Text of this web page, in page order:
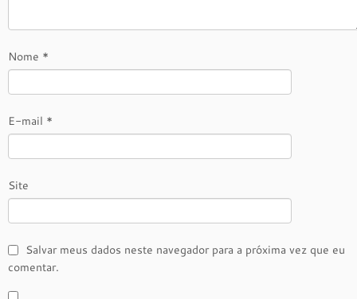
Nome *
E-mail *
Site
Salvar meus dados neste navegador para a próxima vez que eu
comentar.